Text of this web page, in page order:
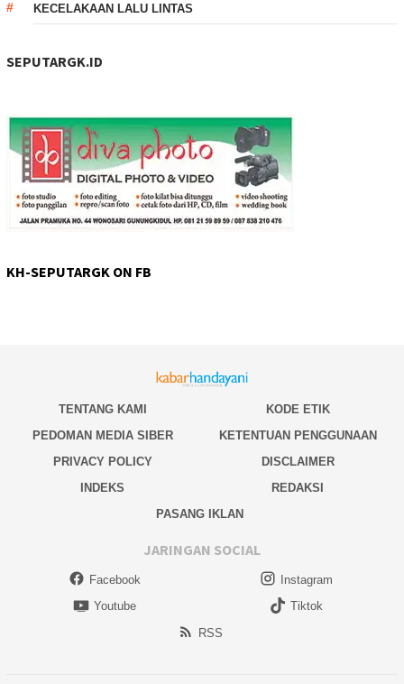
KECELAKAAN LALU LINTAS
SEPUTARGK.ID
KH-SEPUTARGK ON FB
TENTANG KAMI
KODE ETIK
PEDOMAN MEDIA SIBER
KETENTUAN PENGGUNAAN
PRIVACY POLICY
DISCLAIMER
INDEKS
REDAKSI
PASANG IKLAN
JARINGAN SOCIAL
Facebook
Instagram
Youtube
Tiktok
RSS